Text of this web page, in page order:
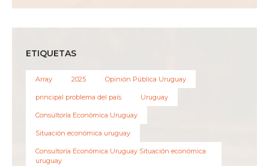
ETIQUETAS
Array 2025 Opinión Pública Uruguay
principal problema del país Uruguay
Consultoría Económica Uruguay
Situación económica uruguay
Consultoría Económica Uruguay Situación económica
uruguay